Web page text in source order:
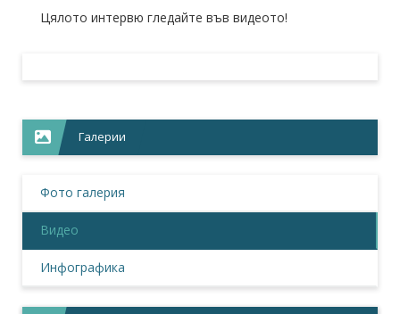
Цялото интервю гледайте във видеото!
Галерии
Фото галерия
Видео
Инфографика